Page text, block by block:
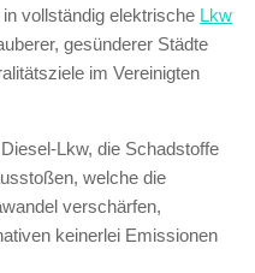
vollständig elektrische Lkw
gesünderer Städte
im Vereinigten
Lkw, die Schadstoffe
welche die
verschärfen,
keinerlei Emissionen